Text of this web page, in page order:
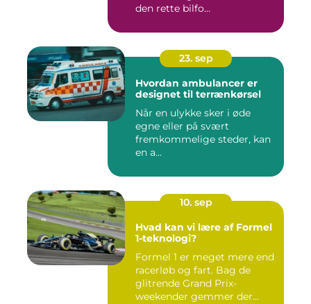
den rette bilfo...
23. sep
Hvordan ambulancer er
designet til terrænkørsel
Når en ulykke sker i øde
egne eller på svært
fremkommelige steder, kan
en a...
10. sep
Hvad kan vi lære af Formel
1-teknologi?
Formel 1 er meget mere end
racerløb og fart. Bag de
glitrende Grand Prix-
weekender gemmer der...